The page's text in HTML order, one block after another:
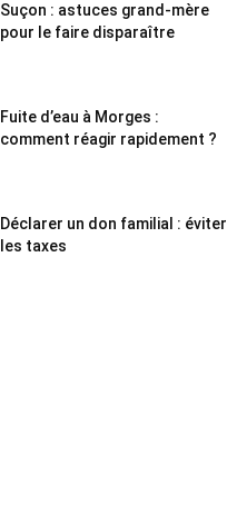
Suçon : astuces grand-mère
pour le faire disparaître
Fuite d’eau à Morges :
comment réagir rapidement ?
Déclarer un don familial : éviter
les taxes